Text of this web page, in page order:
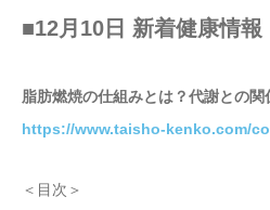
■12月10日 新着健康情報
脂肪燃焼の仕組みとは？代謝との
https://www.taisho-kenko.com/
＜目次＞